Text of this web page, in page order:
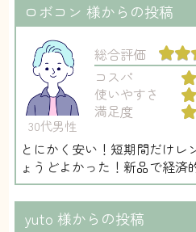
ロボコン 様からの投稿
30代男性
総合評価
コスパ
使いやすさ
満足度
とにかく安い！短期間だけレ
ょうどよかった！新品で経済
yuto 様からの投稿